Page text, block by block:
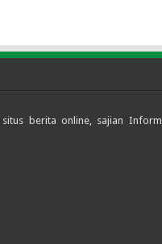
berita online, sajian